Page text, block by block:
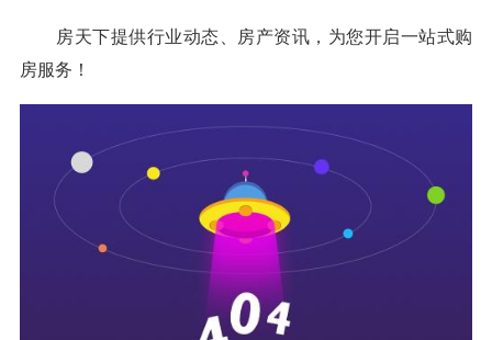
房天下提供行业动态、房产资讯，为您开启一站式购
房服务！